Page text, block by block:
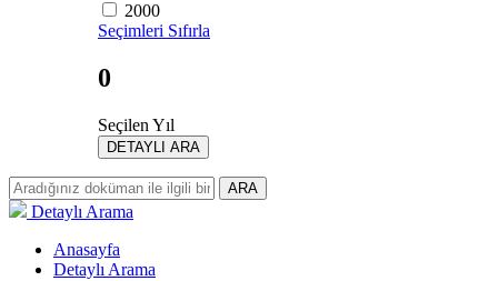
2000
Seçimleri Sıfırla
0
Seçilen Yıl
DETAYLI ARA
ARA
Detaylı Arama
Anasayfa
Detaylı Arama